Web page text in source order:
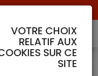
VOTRE CHOIX
RELATIF AUX
SUR CE
SITE